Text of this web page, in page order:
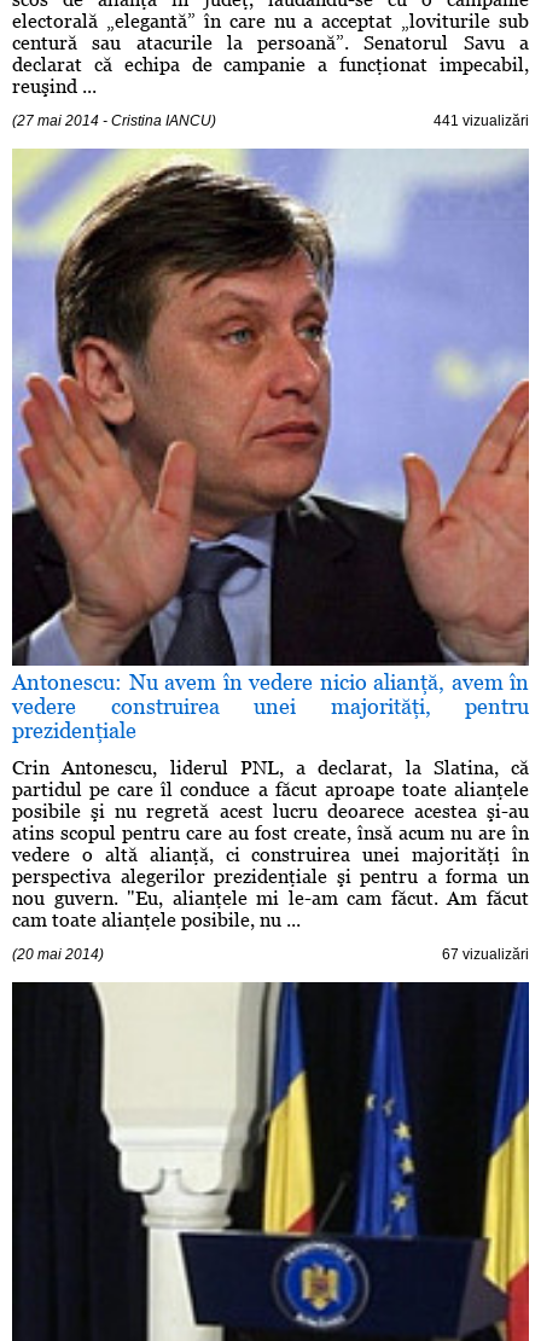
electorală „elegantă” în care nu a acceptat „loviturile sub
centură sau atacurile la persoană”. Senatorul Savu a
declarat că echipa de campanie a funcţionat impecabil,
reuşind ...
(27 mai 2014 - Cristina IANCU) 441 vizualizări
Antonescu: Nu avem în vedere nicio alianţă, avem în
vedere construirea unei majorităţi, pentru
prezidenţiale
Crin Antonescu, liderul PNL, a declarat, la Slatina, că
partidul pe care îl conduce a făcut aproape toate alianţele
posibile şi nu regretă acest lucru deoarece acestea şi-au
atins scopul pentru care au fost create, însă acum nu are în
vedere o altă alianţă, ci construirea unei majorităţi în
perspectiva alegerilor prezidenţiale şi pentru a forma un
nou guvern. "Eu, alianţele mi le-am cam făcut. Am făcut
cam toate alianţele posibile, nu ...
(20 mai 2014) 67 vizualizări